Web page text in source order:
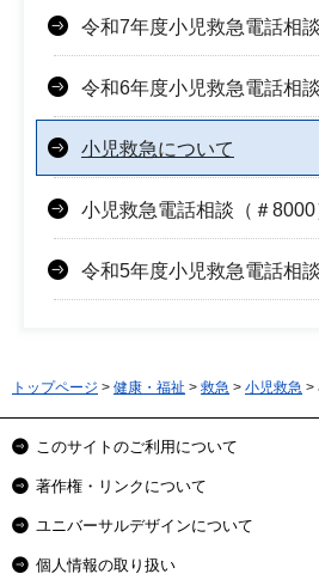
令和7年度小児救急電話相
令和6年度小児救急電話相
小児救急について
小児救急電話相談（＃8000
令和5年度小児救急電話相
トップページ > 健康・福祉 > 救急 > 小児救急 >
このサイトのご利用について
著作権・リンクについて
ユニバーサルデザインについて
個人情報の取り扱い